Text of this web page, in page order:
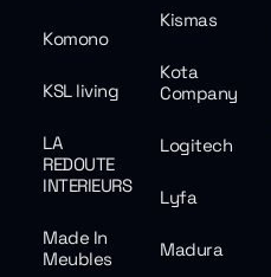
Kismas
Komono
Kota
Company
KSL living
LA
REDOUTE
INTERIEURS
Logitech
Lyfa
Made In
Meubles
Madura